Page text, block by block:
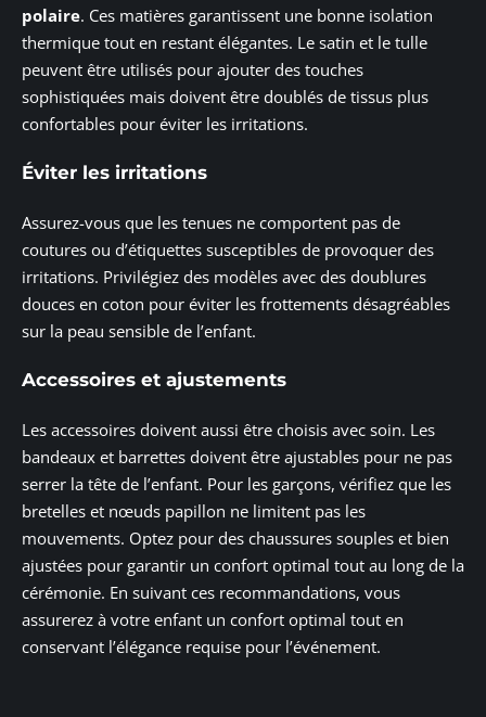
polaire. Ces matières garantissent une bonne isolation
thermique tout en restant élégantes. Le satin et le tulle
peuvent être utilisés pour ajouter des touches
sophistiquées mais doivent être doublés de tissus plus
confortables pour éviter les irritations.
Éviter les irritations
Assurez-vous que les tenues ne comportent pas de
coutures ou d’étiquettes susceptibles de provoquer des
irritations. Privilégiez des modèles avec des doublures
douces en coton pour éviter les frottements désagréables
sur la peau sensible de l’enfant.
Accessoires et ajustements
Les accessoires doivent aussi être choisis avec soin. Les
bandeaux et barrettes doivent être ajustables pour ne pas
serrer la tête de l’enfant. Pour les garçons, vérifiez que les
bretelles et nœuds papillon ne limitent pas les
mouvements. Optez pour des chaussures souples et bien
ajustées pour garantir un confort optimal tout au long de la
cérémonie. En suivant ces recommandations, vous
assurerez à votre enfant un confort optimal tout en
conservant l’élégance requise pour l’événement.